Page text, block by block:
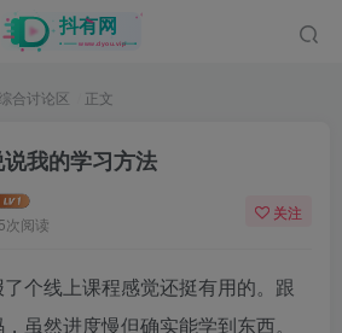
合讨论区 正文
我的学习方法
次阅读
关注
个线上课程感觉还挺有用的。跟
虽然进度慢但确实能学到东西。